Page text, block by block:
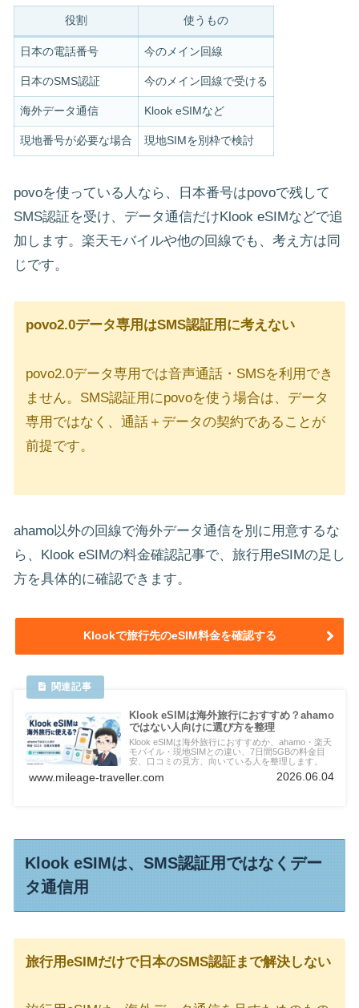
役割 使うもの
日本の電話番号 今のメイン回線
日本のSMS認証 今のメイン回線で受ける
海外データ通信 Klook eSIMなど
現地番号が必要な場合 現地SIMを別枠で検討
povoを使っている人なら、日本番号はpovoで残して
SMS認証を受け、データ通信だけKlook eSIMなどで追
加します。楽天モバイルや他の回線でも、考え方は同
じです。
povo2.0データ専用はSMS認証用に考えない
povo2.0データ専用では音声通話・SMSを利用でき
ません。SMS認証用にpovoを使う場合は、データ
専用ではなく、通話＋データの契約であることが
前提です。
ahamo以外の回線で海外データ通信を別に用意するな
ら、Klook eSIMの料金確認記事で、旅行用eSIMの足し
方を具体的に確認できます。
Klookで旅行先のeSIM料金を確認する
Klook eSIMは海外旅行におすすめ？ahamo
ではない人向けに選び方を整理
Klook eSIMは海外旅行におすすめか、ahamo・楽天
モバイル・現地SIMとの違い、7日間5GBの料金目
安、口コミの見方、向いている人を整理します。
www.mileage-traveller.com 2026.06.04
Klook eSIMは、SMS認証用ではなくデー
タ通信用
旅行用eSIMだけで日本のSMS認証まで解決しない